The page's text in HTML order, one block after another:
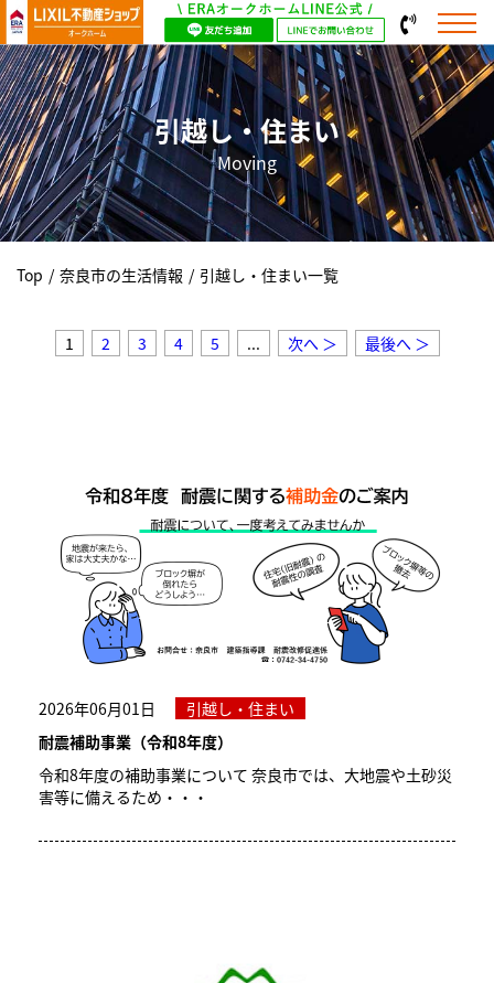
引越し・住まい
Moving
Top / 奈良市の生活情報 / 引越し・住まい一覧
1 2 3 4 5 ... 次へ ＞ 最後へ ＞
2026年06月01日
引越し・住まい
耐震補助事業（令和8年度）
令和8年度の補助事業について 奈良市では、大地震や土砂災
害等に備えるため・・・